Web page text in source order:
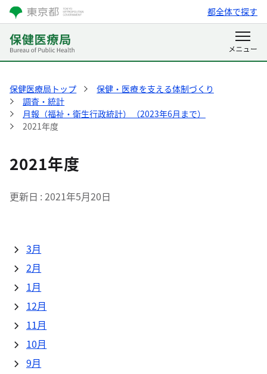
都全体で探す
保健医療局トップ
保健・医療を支える体制づくり
調査・統計
月報（福祉・衛生行政統計）（2023年6月まで）
2021年度
2021年度
更新日 2021年5月20日
3月
2月
1月
12月
11月
10月
9月